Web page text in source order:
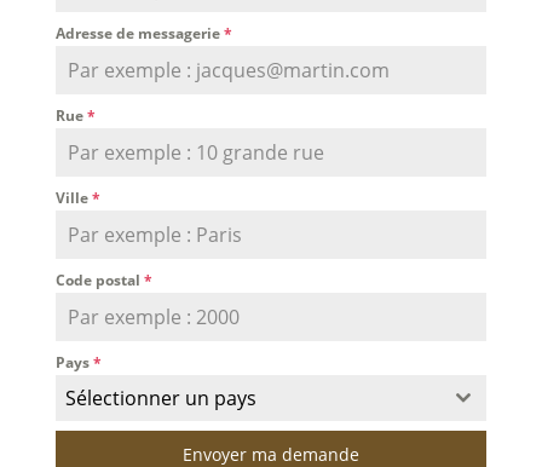
Adresse de messagerie*
Rue*
Ville*
Code postal *
Pays*
Sélectionner un pays
Envoyer ma demande